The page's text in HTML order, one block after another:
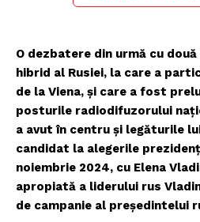
O dezbatere din urmă cu
hibrid al Rusiei, la care a
de la Viena, și care a fost
posturile radiodifuzorului
a avut în centru și legăturile
candidat la alegerile
noiembrie 2024, cu Elena
apropiată a liderului rus
de campanie al președintelui